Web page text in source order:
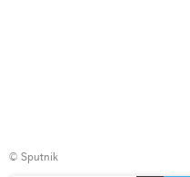
© Sputnik